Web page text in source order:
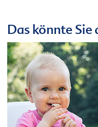
Das könnte Sie